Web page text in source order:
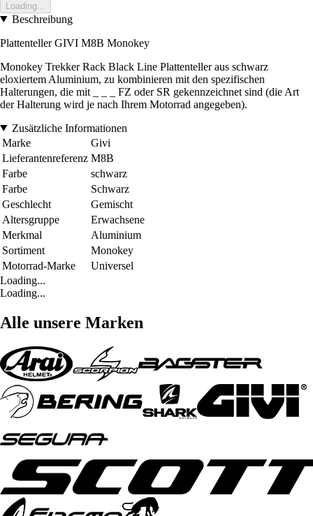
Loading...
Beschreibung
Plattenteller GIVI M8B Monokey
Monokey Trekker Rack Black Line Plattenteller aus schwarz
eloxiertem Aluminium, zu kombinieren mit den spezifischen
Halterungen, die mit _ _ _ FZ oder SR gekennzeichnet sind (die Art
der Halterung wird je nach Ihrem Motorrad angegeben).
Zusätzliche Informationen
Marke
Givi
Lieferantenreferenz M8B
Farbe
schwarz
Farbe
Schwarz
Geschlecht
Gemischt
Altersgruppe
Erwachsene
Merkmal
Aluminium
Sortiment
Monokey
Motorrad-Marke
Universel
Loading...
Loading...
Alle unsere Marken